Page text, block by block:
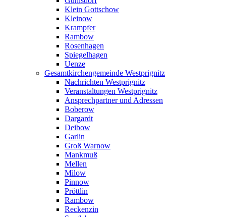
Klein Gottschow
Kleinow
Krampfer
Rambow
Rosenhagen
Spiegelhagen
Uenze
Gesamtkirchengemeinde Westprignitz
Nachrichten Westprignitz
Veranstaltungen Westprignitz
Ansprechpartner und Adressen
Boberow
Dargardt
Deibow
Garlin
Groß Warnow
Mankmuß
Mellen
Milow
Pinnow
Pröttlin
Rambow
Reckenzin